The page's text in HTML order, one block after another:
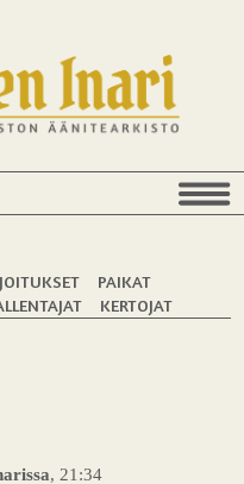
PAIKAT
KERTOJAT
, 21:34